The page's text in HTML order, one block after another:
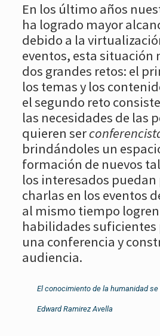
En los último años
ha logrado mayor
debido a la
eventos, esta situación
dos grandes retos: el
los temas y los
el segundo reto
las necesidades de las
quieren ser
brindándoles un
formación de nuevos
los interesados
charlas en los eventos
al mismo tiempo
habilidades suficientes
una conferencia y
audiencia.
El conocimiento de la humanidad
Edward Ramirez Avella